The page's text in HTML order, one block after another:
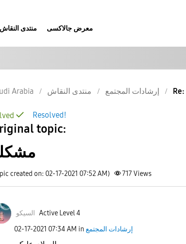
منتدى النقاش معرض جالاكسى
Arabia منتدى النقاش إرشادات المجتمع
Resolved!
topic:
created on: 02-17-2021 07:52 AM) 717Views
السيكو Active Level 4
‎02-17-2021 07:34 AM in إرشادات المجتمع